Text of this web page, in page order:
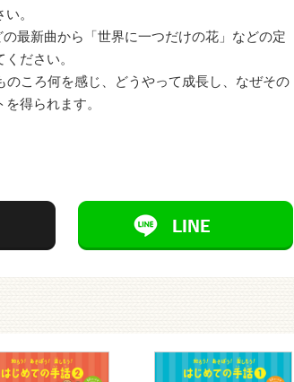
。
最新曲から「世界に一つだけの花」などの定
ださい。
ころ何を感じ、どうやって成長し、なぜその
得られます。